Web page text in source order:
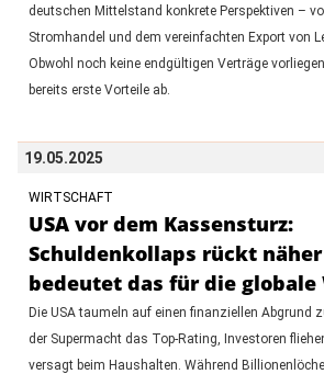
deutschen Mittelstand konkrete Perspektiven –
Stromhandel und dem vereinfachten Export von
Obwohl noch keine endgültigen Verträge
bereits erste Vorteile ab.
19.05.2025
WIRTSCHAFT
USA vor dem Kassensturz:
Schuldenkollaps rückt näher
bedeutet das für die
Die USA taumeln auf einen finanziellen Abgrund
der Supermacht das Top-Rating, Investoren
versagt beim Haushalten. Während